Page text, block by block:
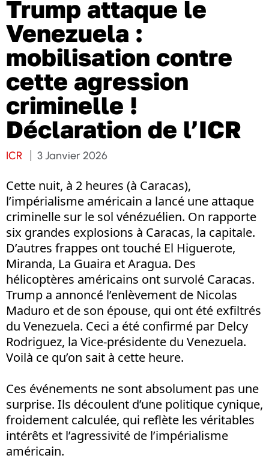
Trump attaque le
Venezuela :
mobilisation contre
cette agression
criminelle !
Déclaration de l’ICR
ICR 3 Janvier 2026
Cette nuit, à 2 heures (à Caracas),
l’impérialisme américain a lancé une attaque
criminelle sur le sol vénézuélien. On rapporte
six grandes explosions à Caracas, la capitale.
D’autres frappes ont touché El Higuerote,
Miranda, La Guaira et Aragua. Des
hélicoptères américains ont survolé Caracas.
Trump a annoncé l’enlèvement de Nicolas
Maduro et de son épouse, qui ont été exfiltrés
du Venezuela. Ceci a été confirmé par Delcy
Rodriguez, la Vice-présidente du Venezuela.
Voilà ce qu’on sait à cette heure.
Ces événements ne sont absolument pas une
surprise. Ils découlent d’une politique cynique,
froidement calculée, qui reflète les véritables
intérêts et l’agressivité de l’impérialisme
américain.